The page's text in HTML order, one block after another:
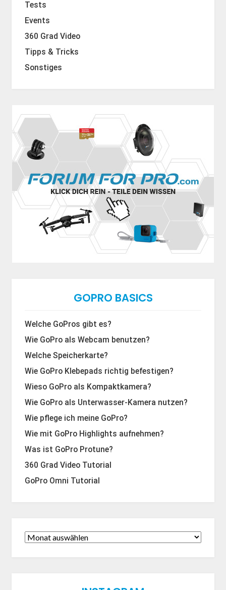
Tests
Events
360 Grad Video
Tipps & Tricks
Sonstiges
GOPRO BASICS
Welche GoPros gibt es?
Wie GoPro als Webcam benutzen?
Welche Speicherkarte?
Wie GoPro Klebepads richtig befestigen?
Wieso GoPro als Kompaktkamera?
Wie GoPro als Unterwasser-Kamera nutzen?
Wie pflege ich meine GoPro?
Wie mit GoPro Highlights aufnehmen?
Was ist GoPro Protune?
360 Grad Video Tutorial
GoPro Omni Tutorial